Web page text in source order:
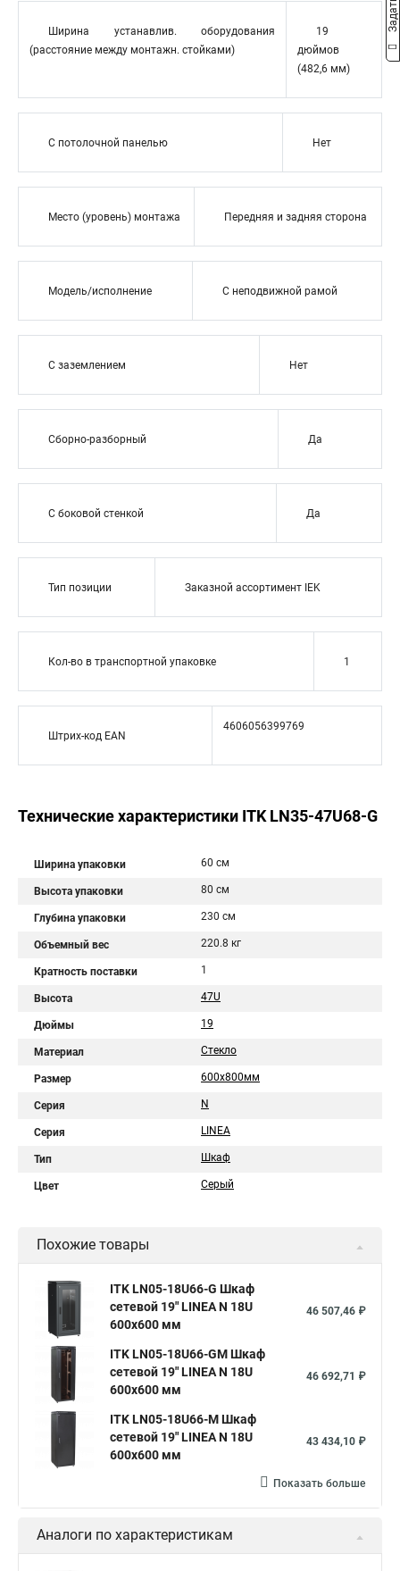
Ширина устанавлив. оборудования
(расстояние между монтажн. стойками)
19
дюймов
(482,6 мм)
С потолочной панелью Нет
Место (уровень) монтажа Передняя и задняя сторона
Модель/исполнение С неподвижной рамой
С заземлением Нет
Сборно-разборный Да
С боковой стенкой Да
Тип позиции Заказной ассортимент IEK
Кол-во в транспортной упаковке 1
Штрих-код EAN
4606056399769
Технические характеристики ITK LN35-47U68-G
Ширина упаковки 60 см
Высота упаковки 80 см
Глубина упаковки 230 см
Объемный вес 220.8 кг
Кратность поставки 1
Высота 47U
Дюймы 19
Материал Стекло
Размер 600х800мм
Серия N
Серия LINEA
Тип Шкаф
Цвет Серый
Похожие товары
ITK LN05-18U66-G Шкаф
сетевой 19" LINEA N 18U
600х600 мм
46 507,46 ₽
ITK LN05-18U66-GM Шкаф
сетевой 19" LINEA N 18U
600х600 мм
46 692,71 ₽
ITK LN05-18U66-M Шкаф
сетевой 19" LINEA N 18U
600х600 мм
43 434,10 ₽
Показать больше
Аналоги по характеристикам